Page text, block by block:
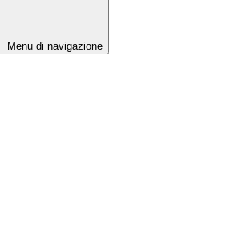
Menu di navigazione